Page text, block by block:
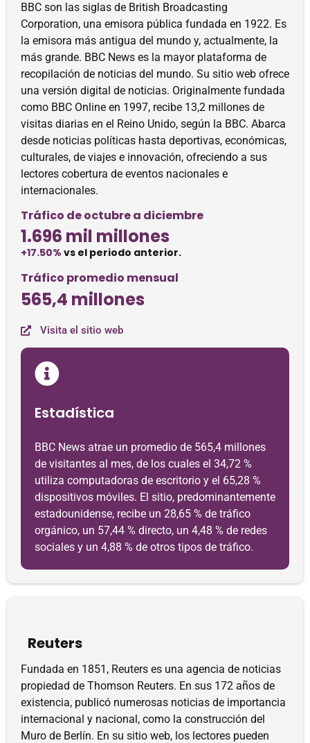
BBC son las siglas de British Broadcasting
Corporation, una emisora ​​pública fundada en 1922. Es
la emisora ​​más antigua del mundo y, actualmente, la
más grande. BBC News es la mayor plataforma de
recopilación de noticias del mundo. Su sitio web ofrece
una versión digital de noticias. Originalmente fundada
como BBC Online en 1997, recibe 13,2 millones de
visitas diarias en el Reino Unido, según la BBC. Abarca
desde noticias políticas hasta deportivas, económicas,
culturales, de viajes e innovación, ofreciendo a sus
lectores cobertura de eventos nacionales e
internacionales.
Tráfico de octubre a diciembre
1.696 mil millones
+17.50% vs el periodo anterior.
Tráfico promedio mensual
565,4 millones
Visita el sitio web
Estadística
BBC News atrae un promedio de 565,4 millones
de visitantes al mes, de los cuales el 34,72 %
utiliza computadoras de escritorio y el 65,28 %
dispositivos móviles. El sitio, predominantemente
estadounidense, recibe un 28,65 % de tráfico
orgánico, un 57,44 % directo, un 4,48 % de redes
sociales y un 4,88 % de otros tipos de tráfico.
Reuters
Fundada en 1851, Reuters es una agencia de noticias
propiedad de Thomson Reuters. En sus 172 años de
existencia, publicó numerosas noticias de importancia
internacional y nacional, como la construcción del
Muro de Berlín. En su sitio web, los lectores pueden